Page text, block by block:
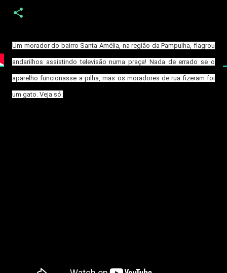
Um morador do bairro Santa Amélia, na região da Pampulha, flagrou
andarilhos assistindo televisão numa praça! Nada de errado se o
aparelho funcionasse a pilha, mas os moradores de rua fizeram foi
um gato. Veja só: